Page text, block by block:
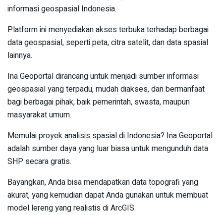
informasi geospasial Indonesia.
Platform ini menyediakan akses terbuka terhadap berbagai
data geospasial, seperti peta, citra satelit, dan data spasial
lainnya.
Ina Geoportal dirancang untuk menjadi sumber informasi
geospasial yang terpadu, mudah diakses, dan bermanfaat
bagi berbagai pihak, baik pemerintah, swasta, maupun
masyarakat umum.
Memulai proyek analisis spasial di Indonesia? Ina Geoportal
adalah sumber daya yang luar biasa untuk mengunduh data
SHP secara gratis.
Bayangkan, Anda bisa mendapatkan data topografi yang
akurat, yang kemudian dapat Anda gunakan untuk membuat
model lereng yang realistis di ArcGIS.